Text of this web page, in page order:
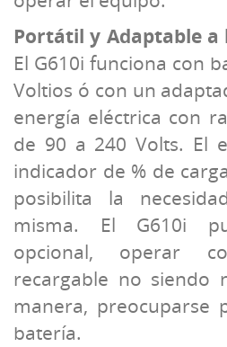
Portátil y Adaptable a
El G610i funciona con
Voltios ó con un
energía eléctrica con
de 90 a 240 Volts. El
indicador de % de
posibilita la
misma. El G610i
opcional, operar
recargable no siendo
manera, preocuparse
batería.